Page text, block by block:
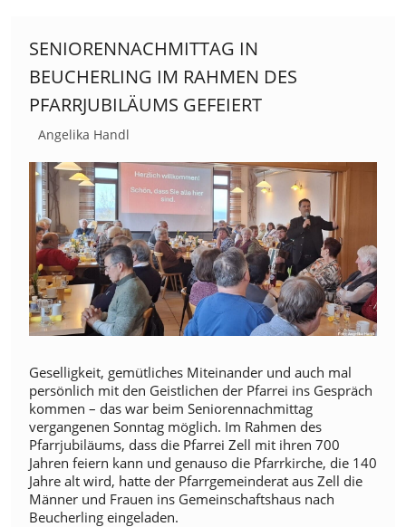
SENIORENNACHMITTAG IN
BEUCHERLING IM RAHMEN DES
PFARRJUBILÄUMS GEFEIERT
Angelika Handl
Geselligkeit, gemütliches Miteinander und auch mal
persönlich mit den Geistlichen der Pfarrei ins Gespräch
kommen – das war beim Seniorennachmittag
vergangenen Sonntag möglich. Im Rahmen des
Pfarrjubiläums, dass die Pfarrei Zell mit ihren 700
Jahren feiern kann und genauso die Pfarrkirche, die 140
Jahre alt wird, hatte der Pfarrgemeinderat aus Zell die
Männer und Frauen ins Gemeinschaftshaus nach
Beucherling eingeladen.